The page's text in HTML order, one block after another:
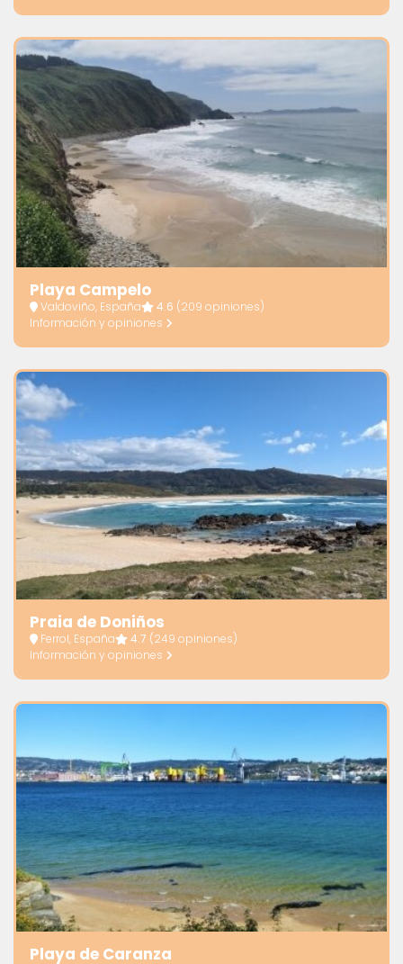
Playa Campelo
Valdoviño, España 4.6 (209 opiniones)
Información y opiniones
Praia de Doniños
Ferrol, España 4.7 (249 opiniones)
Información y opiniones
Playa de Caranza